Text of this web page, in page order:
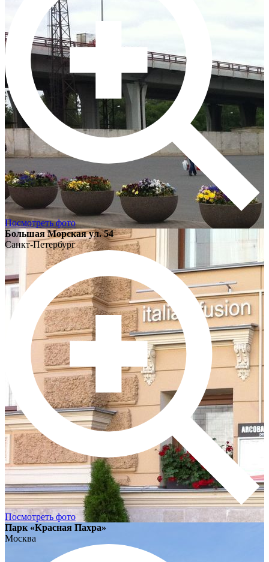
Посмотреть фото
Большая Морская ул. 54
Санкт-Петербург
Посмотреть фото
Парк «Красная Пахра»
Москва